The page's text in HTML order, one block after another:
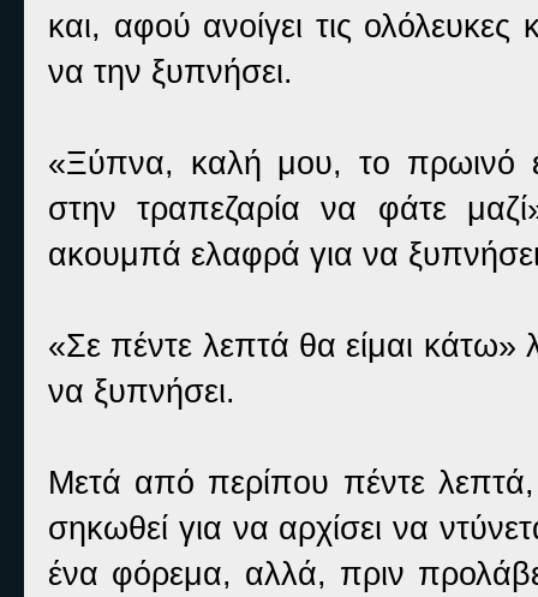
και, αφού ανοίγει τις ολόλευκες
να την ξυπνήσει.
«Ξύπνα, καλή μου, το πρωινό
στην τραπεζαρία να φάτε
ακουμπά ελαφρά για να
«Σε πέντε λεπτά θα είμαι
να ξυπνήσει.
Μετά από περίπου πέντε λεπτά,
σηκωθεί για να αρχίσει να
ένα φόρεμα, αλλά, πριν